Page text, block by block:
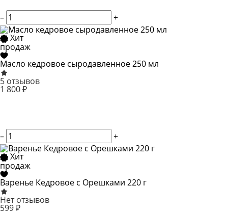
–
+
Хит
продаж
Масло кедровое сыродавленное 250 мл
5 отзывов
1 800 ₽
–
+
Хит
продаж
Варенье Кедровое с Орешками 220 г
Нет отзывов
599 ₽